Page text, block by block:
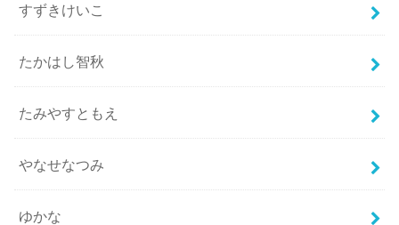
すずきけいこ
たかはし智秋
たみやすともえ
やなせなつみ
ゆかな